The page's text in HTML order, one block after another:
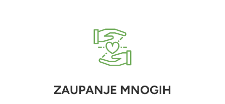
ZAUPANJE MNOGIH